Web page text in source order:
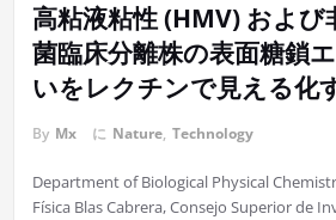
高粘液粘性 (HMV) および
菌臨床分離株の表面糖鎖
いをレクチンで見える化
By Mx に Nature, Technology
Department of Biological Physical
Física Blas Cabrera, Consejo Superior de